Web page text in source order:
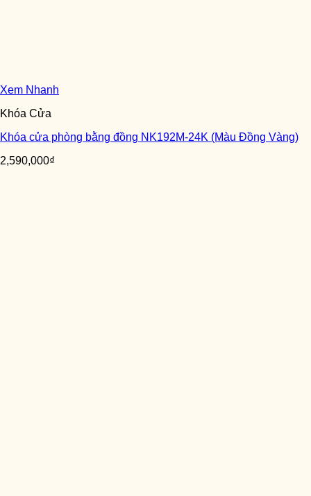
Xem Nhanh
Khóa Cửa
Khóa cửa phòng bằng đồng NK192M-24K (Màu Đồng Vàng)
2,590,000₫